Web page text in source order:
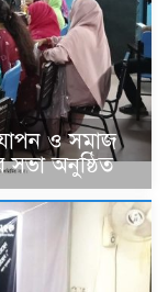
ও সমাজ
সভা অনুষ্ঠিত